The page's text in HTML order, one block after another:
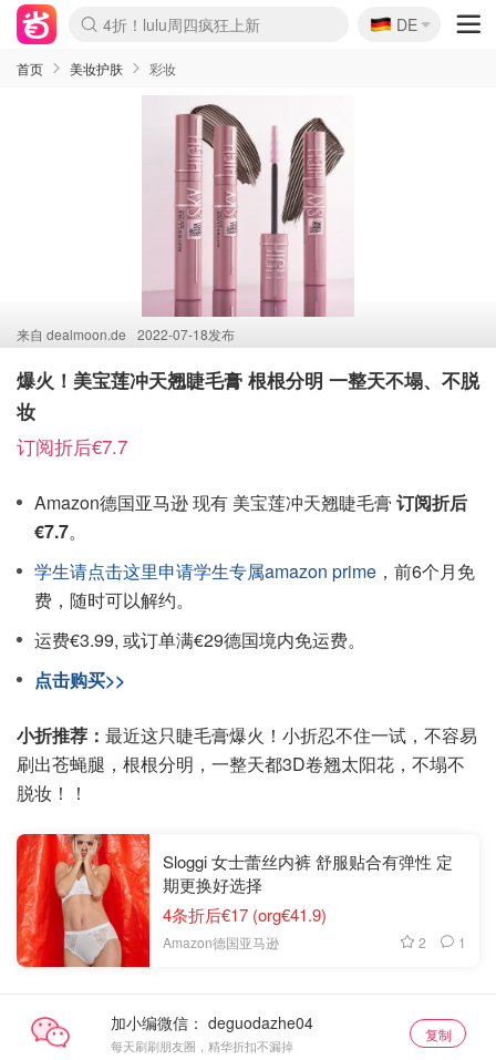
Boticinal 夏促开抢！
4折！lulu周四疯狂上新
还没结束！&OtherStories大促
Joybuy变相75折 随时失效
速领！Stanley独家85折
疑似霸哥！Camper额外叠85折
Zalando 奥莱闪促！每日更新
Moncler反季囤！5折起+叠9折
Coach Brooklyn仅€192
🇩🇪
DE
首页 美妆护肤 彩妆
来自 dealmoon.de 2022-07-18发布
爆火！美宝莲冲天翘睫毛膏 根根分明 一整天不塌、不脱
妆
订阅折后€7.7
Amazon德国亚马逊 现有 美宝莲冲天翘睫毛膏 订阅折后
€7.7。
学生请点击这里申请学生专属amazon prime ，前6个月免
费，随时可以解约。
运费€3.99, 或订单满€29德国境内免运费。
点击购买>>
小折推荐： 最近这只睫毛膏爆火！小折忍不住一试，不容易
刷出苍蝇腿，根根分明，一整天都3D卷翘太阳花，不塌不
脱妆！！
Sloggi 女士蕾丝内裤 舒服贴合有弹性 定
期更换好选择
4条折后€17 (org€41.9)
Amazon德国亚马逊 2 1
加小编微信：
每天刷刷朋友圈，精华折扣不漏掉
复制